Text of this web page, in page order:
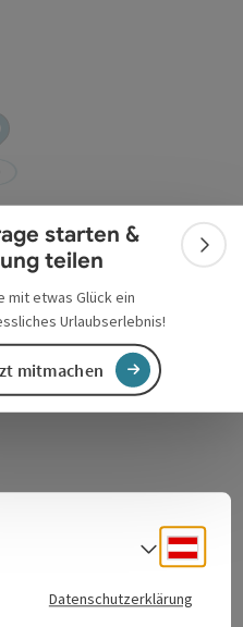
starten &
teilen
mit etwas Glück ein
Urlaubserlebnis!
mitmachen
in Google
Culture auf
Datenschutzerklärung